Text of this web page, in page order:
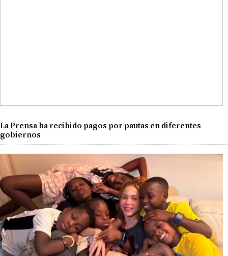
La Prensa ha recibido pagos por pautas en diferentes
gobiernos